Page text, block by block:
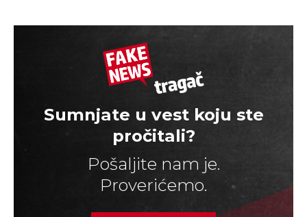
Sumnjate u vest koju ste
pročitali?
Pošaljite nam je.
Proverićemo.